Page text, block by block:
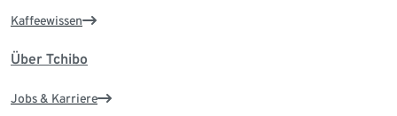
Kaffeewissen
Über Tchibo
Jobs & Karriere